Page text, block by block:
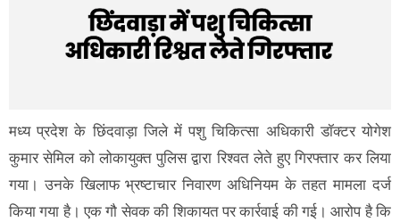
मध्य प्रदेश के छिंदवाड़ा जिले में पशु चिकित्सा अधिकारी डॉक्टर योगेश
कुमार सेमिल को लोकायुक्त पुलिस द्वारा रिश्वत लेते हुए गिरफ्तार कर लिया
गया। उनके खिलाफ भ्रष्टाचार निवारण अधिनियम के तहत मामला दर्ज
किया गया है। एक गौ सेवक की शिकायत पर कार्रवाई की गई। आरोप है कि